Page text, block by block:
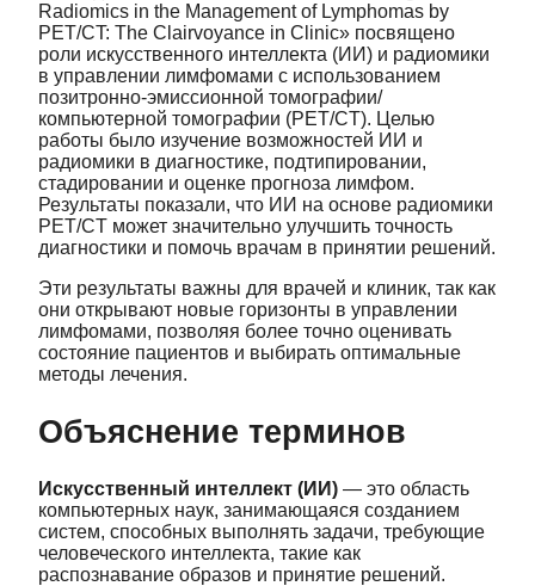
Radiomics in the Management of Lymphomas by
PET/CT: The Clairvoyance in Clinic» посвящено
роли искусственного интеллекта (ИИ) и радиомики
в управлении лимфомами с использованием
позитронно-эмиссионной томографии/
компьютерной томографии (PET/CT). Целью
работы было изучение возможностей ИИ и
радиомики в диагностике, подтипировании,
стадировании и оценке прогноза лимфом.
Результаты показали, что ИИ на основе радиомики
PET/CT может значительно улучшить точность
диагностики и помочь врачам в принятии решений.
Эти результаты важны для врачей и клиник, так как
они открывают новые горизонты в управлении
лимфомами, позволяя более точно оценивать
состояние пациентов и выбирать оптимальные
методы лечения.
Объяснение терминов
Искусственный интеллект (ИИ) — это область
компьютерных наук, занимающаяся созданием
систем, способных выполнять задачи, требующие
человеческого интеллекта, такие как
распознавание образов и принятие решений.